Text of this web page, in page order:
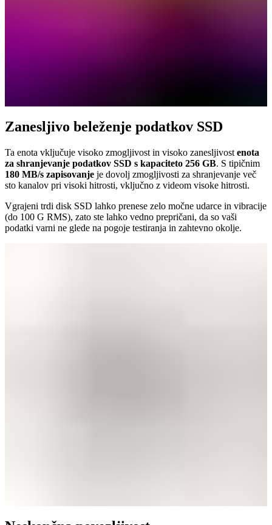
Zanesljivo beleženje podatkov SSD
Ta enota vključuje visoko zmogljivost in visoko zanesljivost enota
za shranjevanje podatkov SSD s kapaciteto 256 GB. S tipičnim
180 MB/s zapisovanje je dovolj zmogljivosti za shranjevanje več
sto kanalov pri visoki hitrosti, vključno z videom visoke hitrosti.
Vgrajeni trdi disk SSD lahko prenese zelo močne udarce in vibracije
(do 100 G RMS), zato ste lahko vedno prepričani, da so vaši
podatki varni ne glede na pogoje testiranja in zahtevno okolje.